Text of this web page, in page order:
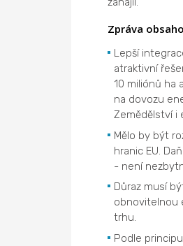
Zpráva
Lepší
atraktivní
10 miliónů ha
na dovozu
Zemědělství i
Mělo by být
hranic EU.
- není
Důraz musí
obnovitelnou
trhu.
Podle